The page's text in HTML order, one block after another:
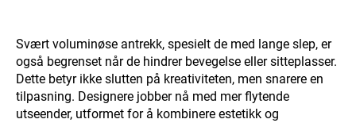
Svært voluminøse antrekk, spesielt de med lange slep, er
også begrenset når de hindrer bevegelse eller sitteplasser.
Dette betyr ikke slutten på kreativiteten, men snarere en
tilpasning. Designere jobber nå med mer flytende
utseender, utformet for å kombinere estetikk og